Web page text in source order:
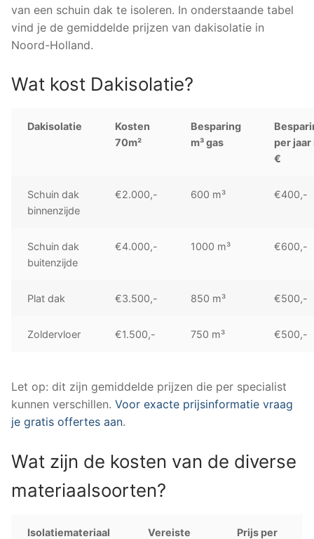
van een schuin dak te isoleren. In onderstaande tabel
vind je de gemiddelde prijzen van dakisolatie in
Noord-Holland.
Wat kost Dakisolatie?
Dakisolatie
Kosten
70m²
Besparing
m³ gas
per jaar
€
Schuin dak
binnenzijde
€2.000,- 600 m³ €400,-
Schuin dak
buitenzijde
€4.000,- 1000 m³ €600,-
Plat dak €3.500,- 850 m³ €500,-
Zoldervloer €1.500,- 750 m³ €500,-
Let op: dit zijn gemiddelde prijzen die per specialist
kunnen verschillen. Voor exacte prijsinformatie vraag
je gratis offertes aan.
Wat zijn de kosten van de diverse
materiaalsoorten?
Isolatiemateriaal
Vereiste
Prijs per